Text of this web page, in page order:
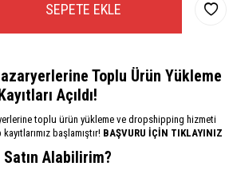
SEPETE EKLE
Toplu Ürün Yükleme
Açıldı!
toplu ürün yükleme ve dropshipping hizmeti
başlamıştır! BAŞVURU İÇİN TIKLAYINIZ
Alabilirim?